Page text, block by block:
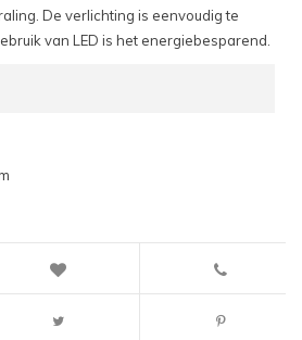
De verlichting is eenvoudig te
van LED is het energiebesparend.